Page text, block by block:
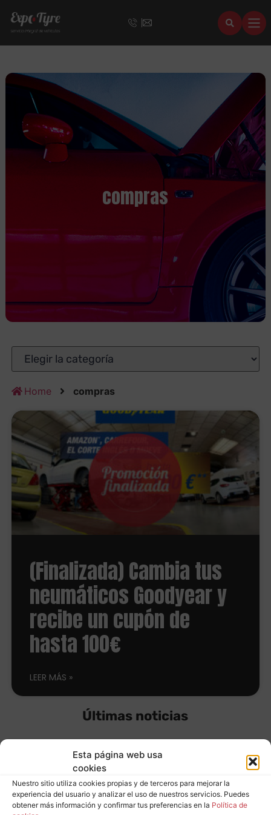
Esta página web usa
cookies
Nuestro sitio utiliza cookies propias y de terceros para mejorar la
experiencia del usuario y analizar el uso de nuestros servicios. Puedes
obtener más información y confirmar tus preferencias en la Política de
compras
Home compras
(Finalizada) Cambia tus
neumáticos Goodyear y
recibe un cupón de
hasta 100€
LEER MÁS
Últimas noticias
Hacked by Chinafans
Leer más